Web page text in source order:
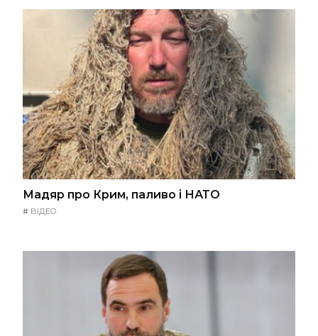
Мадяр про Крим, паливо і НАТО
# ВІДЕО